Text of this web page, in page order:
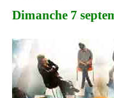
Dimanche 7